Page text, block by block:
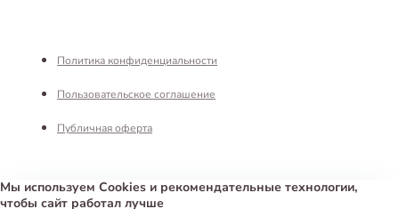
Реквизиты
Интернет-магазин «Белый Кролик»
Политика конфиденциальности
Пользовательское соглашение
Публичная оферта
Мы используем Cookies и рекомендательные технологии,
чтобы сайт работал лучше